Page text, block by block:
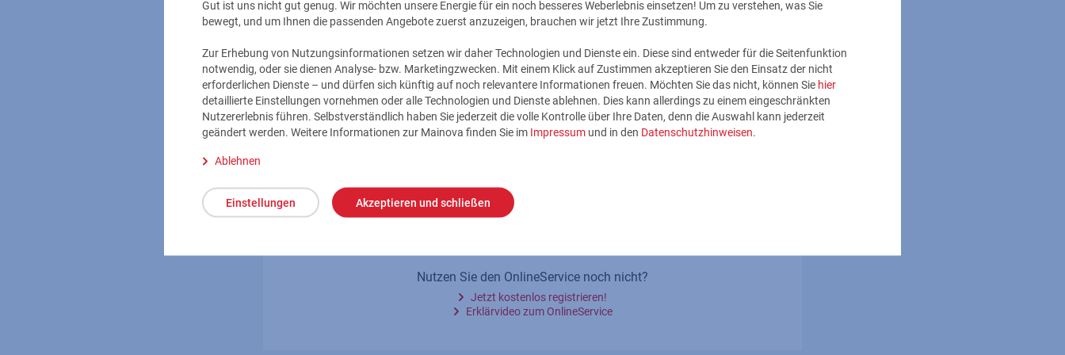
Gut ist uns nicht gut genug. Wir möchten unsere Energie für ein noch besseres Weberlebnis einsetzen! Um zu verstehen, was Sie
bewegt, und um Ihnen die passenden Angebote zuerst anzuzeigen, brauchen wir jetzt Ihre Zustimmung.
Zur Erhebung von Nutzungsinformationen setzen wir daher Technologien und Dienste ein. Diese sind entweder für die Seitenfunktion
notwendig, oder sie dienen Analyse- bzw. Marketingzwecken. Mit einem Klick auf Zustimmen akzeptieren Sie den Einsatz der nicht
erforderlichen Dienste – und dürfen sich künftig auf noch relevantere Informationen freuen. Möchten Sie das nicht, können Sie hier
detaillierte Einstellungen vornehmen oder alle Technologien und Dienste ablehnen. Dies kann allerdings zu einem eingeschränkten
Nutzererlebnis führen. Selbstverständlich haben Sie jederzeit die volle Kontrolle über Ihre Daten, denn die Auswahl kann jederzeit
geändert werden. Weitere Informationen zur Mainova finden Sie im Impressum und in den Datenschutzhinweisen
Ablehnen
Einstellungen Akzeptieren und schließen
Anmelden
Nutzen Sie den OnlineService noch nicht?
Jetzt kostenlos registrieren!
Erklärvideo zum OnlineService